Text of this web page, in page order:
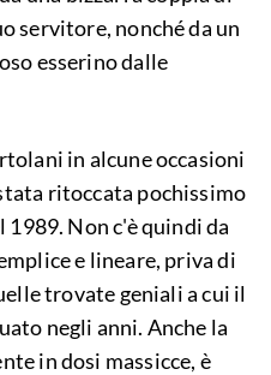
servitore, nonché da un
esserino dalle
in alcune occasioni
ritoccata pochissimo
Non c'è quindi da
e lineare, priva di
trovate geniali a cui il
negli anni. Anche la
in dosi massicce, è